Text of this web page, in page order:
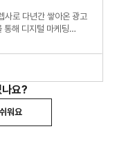
사로 다년간 쌓아온 광고
통해 디지털 마케팅
요?
워요